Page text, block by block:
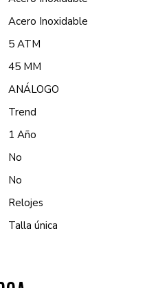
Acero Inoxidable
5 ATM
45 MM
ANÁLOGO
Trend
1 Año
No
No
Relojes
Talla única